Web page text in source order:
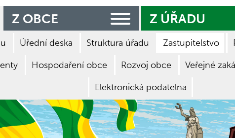
Zpět na titulní stranu
Z OBCE Z ÚŘADU
Úřední deska Struktura úřadu Zastupitelstvo
Hospodaření obce Rozvoj obce Veřejné
Elektronická podatelna